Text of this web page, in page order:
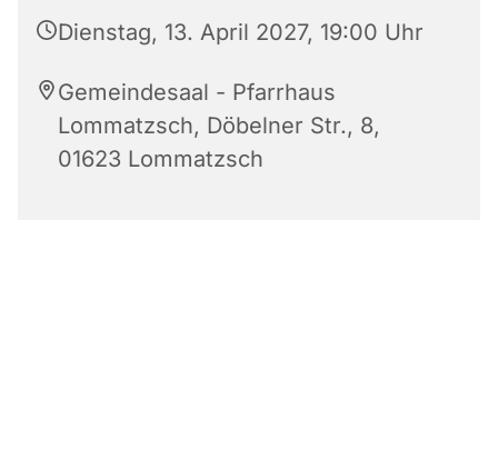
Dienstag, 13. April 2027, 19:00 Uhr
Gemeindesaal - Pfarrhaus
Lommatzsch, Döbelner Str., 8,
01623 Lommatzsch